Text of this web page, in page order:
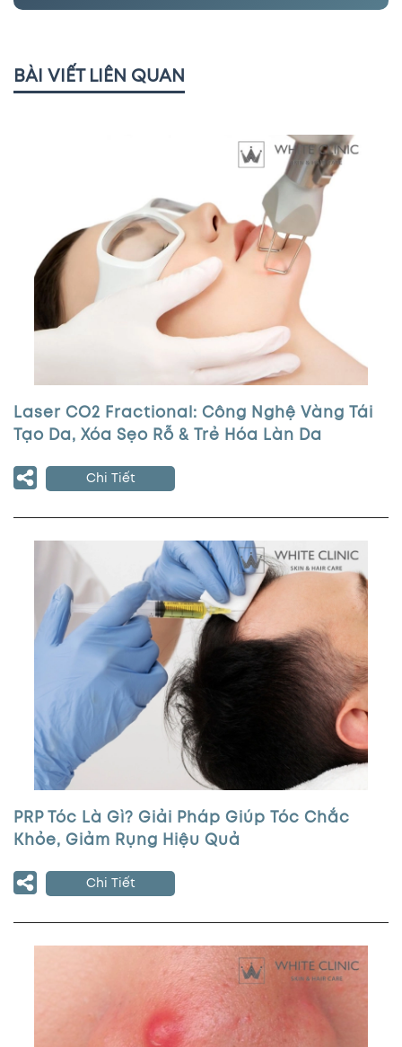
BÀI VIẾT LIÊN QUAN
Laser CO2 Fractional: Công Nghệ Vàng Tái
Tạo Da, Xóa Sẹo Rỗ & Trẻ Hóa Làn Da
Chi Tiết
PRP Tóc Là Gì? Giải Pháp Giúp Tóc Chắc
Khỏe, Giảm Rụng Hiệu Quả
Chi Tiết